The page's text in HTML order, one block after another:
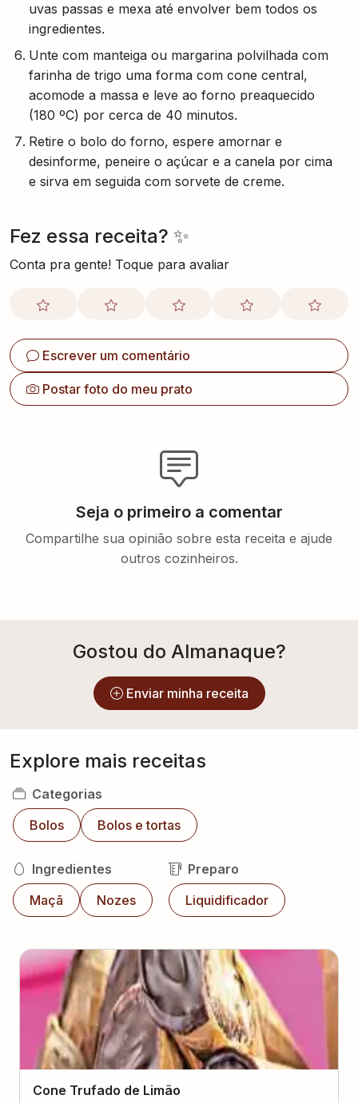
uvas passas e mexa até envolver bem todos os
ingredientes.
Unte com manteiga ou margarina polvilhada com
farinha de trigo uma forma com cone central,
acomode a massa e leve ao forno preaquecido
(180 ºC) por cerca de 40 minutos.
Retire o bolo do forno, espere amornar e
desinforme, peneire o açúcar e a canela por cima
e sirva em seguida com sorvete de creme.
Fez essa receita? ✨
Conta pra gente! Toque para avaliar
Escrever um comentário
Postar foto do meu prato
Seja o primeiro a comentar
Compartilhe sua opinião sobre esta receita e ajude
outros cozinheiros.
Gostou do Almanaque?
Enviar minha receita
Explore mais receitas
Categorias
Bolos
Bolos e tortas
Ingredientes
Maçã
Nozes
Preparo
Liquidificador
Cone Trufado de Limão